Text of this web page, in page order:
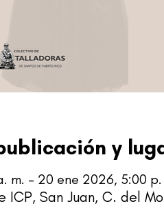
y
m. – 20 ene 2026, 5:00 p.
San Juan, C. del